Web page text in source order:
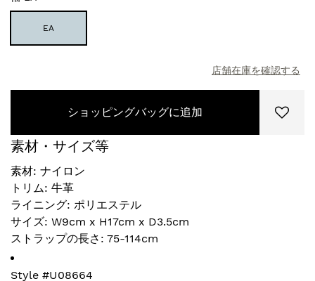
EA
店舗在庫を確認する
ショッピングバッグに追加
素材・サイズ等
素材: ナイロン
トリム: 牛革
ライニング: ポリエステル
サイズ: W9cm x H17cm x D3.5cm
ストラップの長さ: 75-114cm
Style #U08664